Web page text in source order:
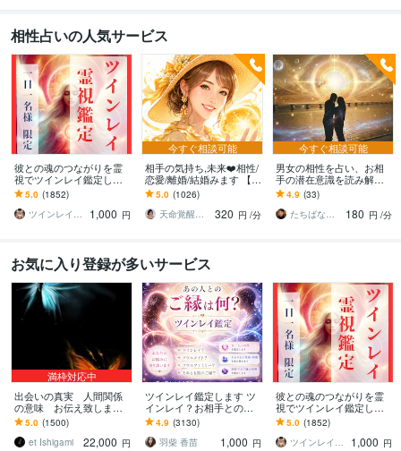
相性占いの人気サービス
彼との魂のつながりを霊
視でツインレイ鑑定しま
す 気になる彼とつながる
ことができるのか鑑定し
ます
5.0 (1852)
ツインレイ縁結び専門鑑定士✢神結シオン✢
1,000 円
今すぐ相談可能
相手の気持ち,未来❤️相性/
恋愛/離婚/結婚みます 【恋
愛専門14年☪️】四柱推命×
タロットで現実的アドバ
イス✨
5.0 (1026)
天命覚醒✴️開運コンサルタント☪️まさこ
320 円 /分
今すぐ相談可能
男女の相性を占い、お相
手の潜在意識を読み解き
ます 鑑定暦10年！未来を
変える鑑定士が、暦とカ
ードで占います！
4.9 (33)
たちばなふみか（舘花史圭）
180 円 /分
お気に入り登録が多いサービス
満枠対応中
出会いの真実 人間関係
の意味 お伝え致します
恋愛、結婚、家族、魂の
約束。純粋な愛情の形を
心に刻んで生きる
5.0 (1500)
et Ishigami
22,000 円
ツインレイ鑑定します ツ
インレイ？お相手との魂
のつながりを知って前に
進みたい方
4.9 (3130)
羽柴 香苗
1,000 円
彼との魂のつながりを霊
視でツインレイ鑑定しま
す 気になる彼とつながる
ことができるのか鑑定し
ます
5.0 (1852)
ツインレイ縁結び専門鑑定士✢神結シオン✢
1,000 円